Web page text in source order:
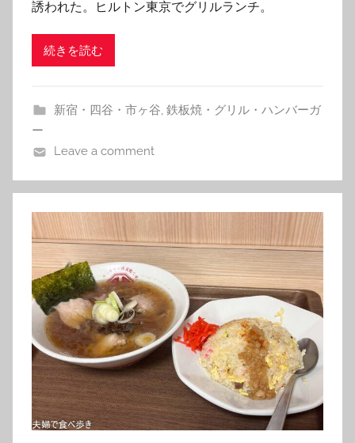
誘われた。ヒルトン東京でグリルランチ。
続きを読む
新宿・四谷・市ヶ谷, 鉄板焼・グリル・ハンバーガ
ー
Leave a comment